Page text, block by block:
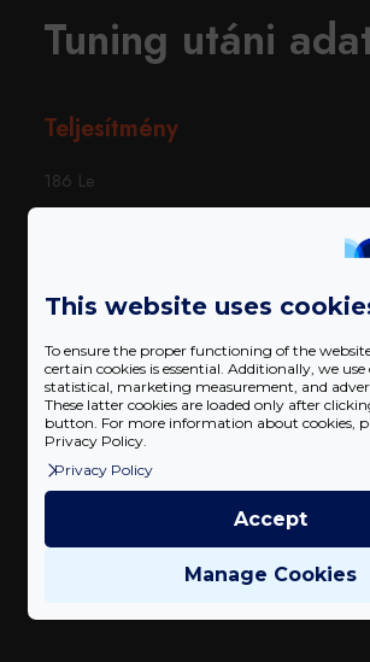
Tuning utáni
Teljesítmény
186 Le
376 Nm
Teljesítmény növekedés
Mérési
This website uses
To ensure the proper functioning of the
certain cookies is essential. Additionally, we use
statistical, marketing measurement, and
These latter cookies are loaded only after
button. For more information about cookies,
Privacy Policy.
Privacy Policy
Manage Cookies
Accept